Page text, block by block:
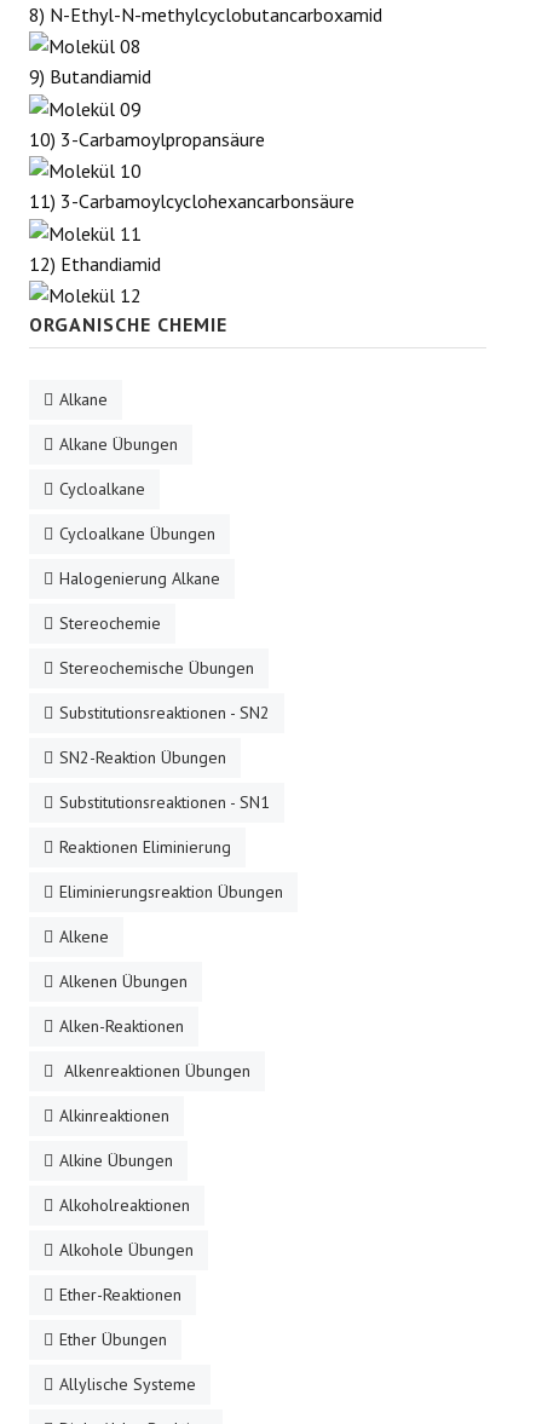
8) N-Ethyl-N-methylcyclobutancarboxamid
9) Butandiamid
10) 3-Carbamoylpropansäure
11) 3-Carbamoylcyclohexancarbonsäure
12) Ethandiamid
ORGANISCHE CHEMIE
Alkane
Alkane Übungen
Cycloalkane
Cycloalkane Übungen
Halogenierung Alkane
Stereochemie
Stereochemische Übungen
Substitutionsreaktionen - SN2
SN2-Reaktion Übungen
Substitutionsreaktionen - SN1
Reaktionen Eliminierung
Eliminierungsreaktion Übungen
Alkene
Alkenen Übungen
Alken-Reaktionen
Alkenreaktionen Übungen
Alkinreaktionen
Alkine Übungen
Alkoholreaktionen
Alkohole Übungen
Ether-Reaktionen
Ether Übungen
Allylische Systeme